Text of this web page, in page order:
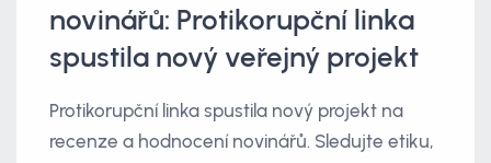
novinářů: Protikorupční linka
spustila nový veřejný projekt
Protikorupční linka spustila nový projekt na
recenze a hodnocení novinářů. Sledujte etiku,